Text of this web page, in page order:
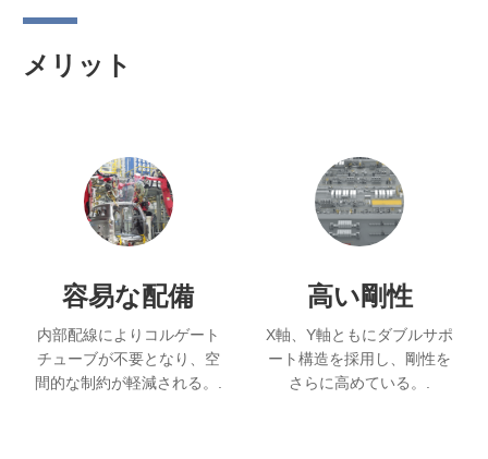
メリット
容易な配備
内部配線によりコルゲート
チューブが不要となり、空
間的な制約が軽減される。.
高い剛性
X軸、Y軸ともにダブルサポ
ート構造を採用し、剛性を
さらに高めている。.